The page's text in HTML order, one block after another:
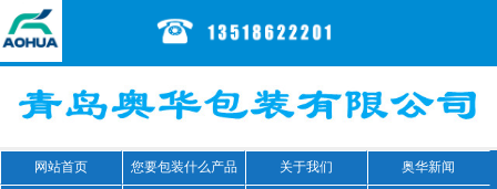
网站首页 您要包装什么产品 关于我们 奥华新闻